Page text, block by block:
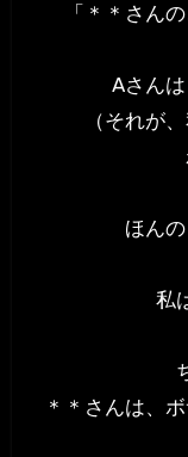
「＊＊さん
Aさん
（それが
ほん
私
＊＊さんは、